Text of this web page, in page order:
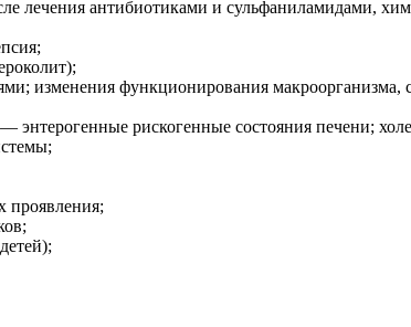
лечения антибиотиками и сульфаниламидами,
изменения функционирования макроорганизма,
рискогенные состояния печени;
проявления;